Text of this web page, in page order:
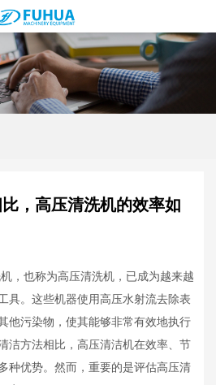
，高压清洗机的效率如
，也称为高压清洗机，已成为越来越
具。这些机器使用高压水射流去除表
他污染物，使其能够非常有效地执行
洁方法相比，高压清洁机在效率、节
种优势。然而，重要的是评估高压清